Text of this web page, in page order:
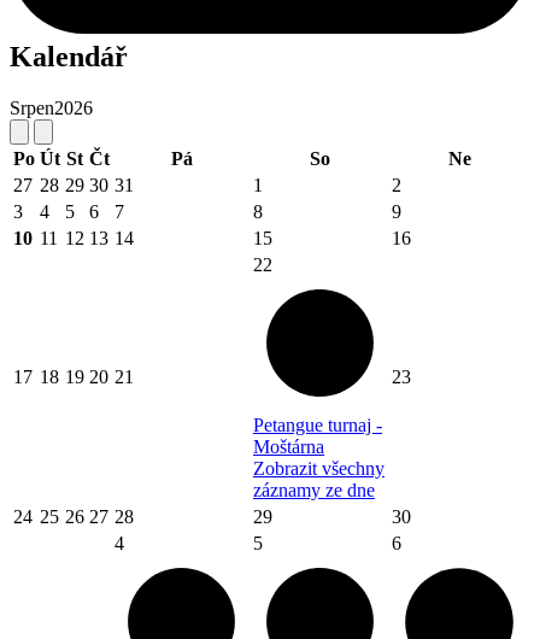
Kalendář
Srpen2026
Po Út St Čt Pá So
Ne
27 28 29 30 31 1
2
3
4 5 6 7 8
9
10 11 12 13 14 15 16
17 18 19 20 21
22
Petangue turnaj -
Moštárna
Zobrazit všechny
záznamy ze dne
23
24 25 26 27 28 29 30
4 5 6